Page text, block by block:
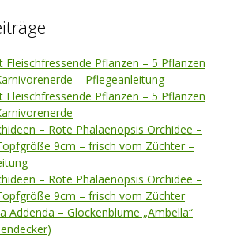
Fleischfressende Pflanzen – 5 Pflanzen
– Pflegeanleitung
Fleischfressende Pflanzen – 5 Pflanzen
– Rote Phalaenopsis Orchidee –
9cm – frisch vom Züchter –
– Rote Phalaenopsis Orchidee –
9cm – frisch vom Züchter
Addenda – Glockenblume „Ambella“